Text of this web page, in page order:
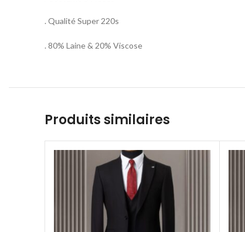
. Qualité Super 220s
. 80% Laine & 20% Viscose
Produits similaires